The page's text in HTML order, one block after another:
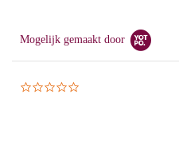
Mogelijk gemaakt door